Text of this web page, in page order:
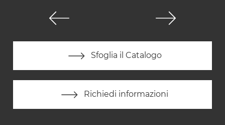
Sfoglia il Catalogo
Richiedi informazioni